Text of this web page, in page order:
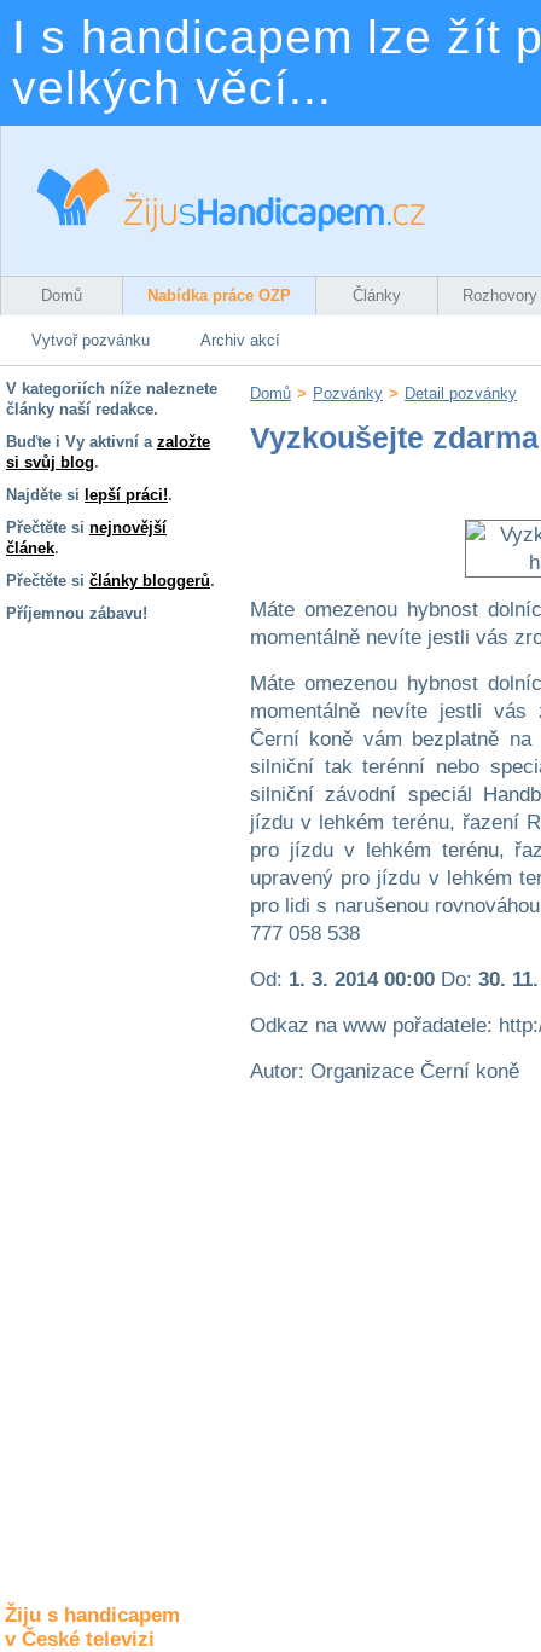
I s handicapem lze žít
velkých věcí...
Domů Nabídka práce OZP Články Rozhovory
Vytvoř pozvánku Archiv akcí
V kategoriích níže naleznete
články naší redakce.
Buďte i Vy aktivní a založte
si svůj blog.
Najděte si lepší práci!.
Přečtěte si nejnovější
článek.
Přečtěte si články bloggerů.
Příjemnou zábavu!
Žiju s handicapem
v České televizi
Domů > Pozvánky > Detail pozvánky
Vyzkoušejte
Máte omezenou hybnost
momentálně nevíte jestli vás
Máte omezenou hybnost
momentálně nevíte jestli vás
Černí koně vám bezplatně
silniční tak terénní nebo
silniční závodní speciál
jízdu v lehkém terénu, řazení
pro jízdu v lehkém terénu,
upravený pro jízdu v lehkém
pro lidi s narušenou
777 058 538
Od: 1. 3. 2014 00:00 Do: 30.
Odkaz na www pořadatele:
Autor: Organizace Černí koně